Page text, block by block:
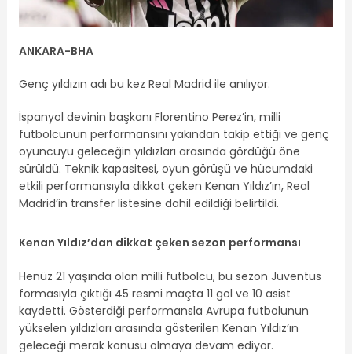
ANKARA-BHA
Genç yıldızın adı bu kez Real Madrid ile anılıyor.
İspanyol devinin başkanı Florentino Perez’in, milli
futbolcunun performansını yakından takip ettiği ve genç
oyuncuyu geleceğin yıldızları arasında gördüğü öne
sürüldü. Teknik kapasitesi, oyun görüşü ve hücumdaki
etkili performansıyla dikkat çeken Kenan Yıldız’ın, Real
Madrid’in transfer listesine dahil edildiği belirtildi.
Kenan Yıldız’dan dikkat çeken sezon performansı
Henüz 21 yaşında olan milli futbolcu, bu sezon Juventus
formasıyla çıktığı 45 resmi maçta 11 gol ve 10 asist
kaydetti. Gösterdiği performansla Avrupa futbolunun
yükselen yıldızları arasında gösterilen Kenan Yıldız’ın
geleceği merak konusu olmaya devam ediyor.